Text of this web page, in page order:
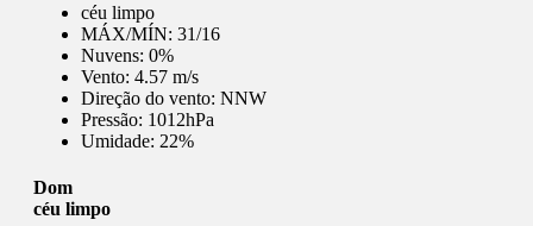
céu limpo
MÁX/MÍN: 31/16
Nuvens: 0%
Vento: 4.57 m/s
Direção do vento: NNW
Pressão: 1012hPa
Umidade: 22%
Dom
céu limpo